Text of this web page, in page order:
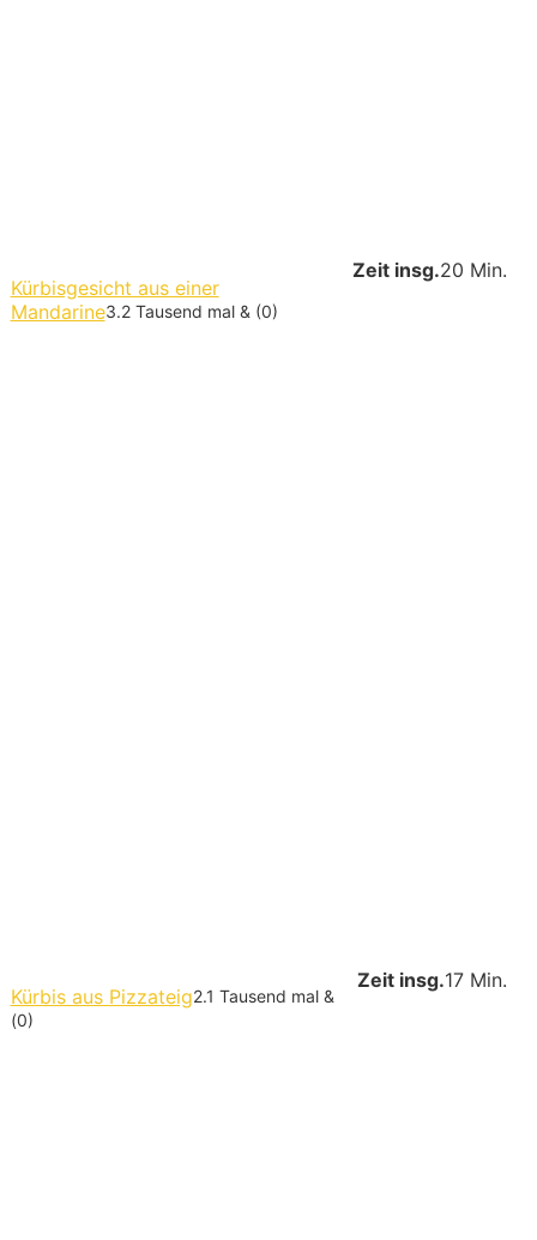
Zeit insg.20 Min.
Kürbisgesicht aus einer
Mandarine3.2 Tausend mal & (0)
Zeit insg.17 Min.
Kürbis aus Pizzateig2.1 Tausend mal &
(0)